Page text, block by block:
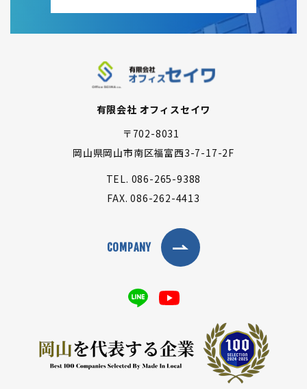
有限会社 オフィスセイワ
〒702-8031
岡山県岡山市南区福富西3-7-17-2F
TEL. 086-265-9388
FAX.086-262-4413
COMPANY